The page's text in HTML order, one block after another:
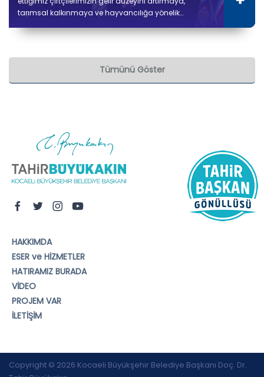
tarımsal kalkınmaya ve hayvancılığa yönelik
etmesini amaçlıyoruz. 2019'dan bu yana çiftçilerimize
Tümünü Göster
HAKKIMDA
ESER ve HİZMETLER
HATIRAMIZ BURADA
VİDEO
PROJEM VAR
İLETİŞİM
Copyright © 2026 Kocaeli Büyükşehir Belediye Başkanı Doç. Dr.